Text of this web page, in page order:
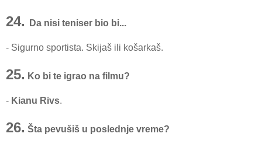
24. Da nisi teniser bio bi...
- Sigurno sportista. Skijaš ili košarkaš.
25. Ko bi te igrao na filmu?
- Kianu Rivs.
26. Šta pevušiš u poslednje vreme?